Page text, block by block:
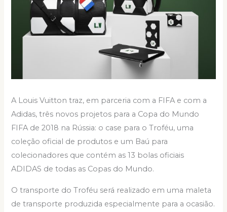
A Louis Vuitton traz, em parceria com a FIFA e com a
Adidas, três novos projetos para a Copa do Mundo
FIFA de 2018 na Rússia: o case para o Troféu, uma
coleção oficial de produtos e um Baú para
colecionadores que contém as 13 bolas oficiais
ADIDAS de todas as Copas do Mundo.
O transporte do Troféu será realizado em uma maleta
de transporte produzida especialmente para a ocasião.